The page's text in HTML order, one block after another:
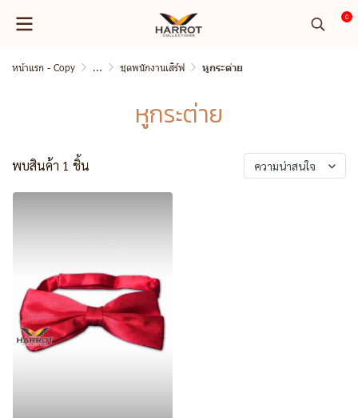
0
หน้าแรก - Copy ... ชุดพนักงานเสิร์ฟ หูกระต่าย
หูกระต่าย
พบสินค้า 1 ชิ้น ความน่าสนใจ